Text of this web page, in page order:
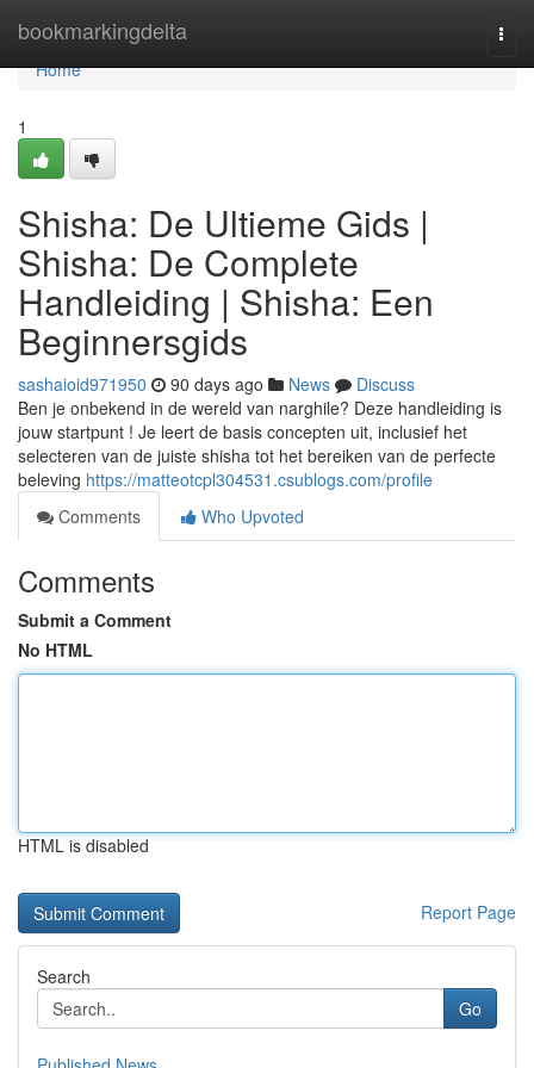
bookmarkingdelta
Home
Home
1
Shisha: De Ultieme Gids |
Shisha: De Complete
Handleiding | Shisha: Een
Beginnersgids
sashaioid971950 90 days ago News
Discuss
Ben je onbekend in de wereld van narghile? Deze handleiding is
jouw startpunt ! Je leert de basis concepten uit, inclusief het
selecteren van de juiste shisha tot het bereiken van de perfecte
beleving https://matteotcpl304531.csublogs.com/profile
Comments
Who Upvoted
Comments
Submit a Comment
No HTML
HTML is disabled
Report Page
Search
Go